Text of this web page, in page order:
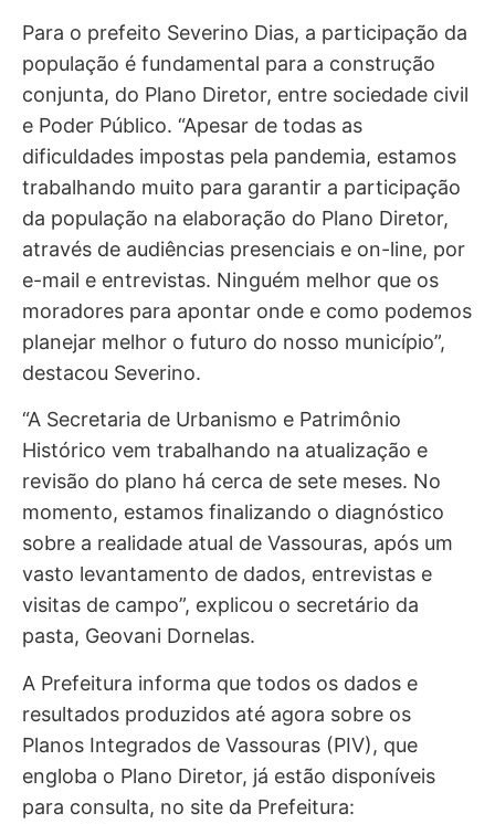
Para o prefeito Severino Dias, a participação da
população é fundamental para a construção
conjunta, do Plano Diretor, entre sociedade civil
e Poder Público. “Apesar de todas as
dificuldades impostas pela pandemia, estamos
trabalhando muito para garantir a participação
da população na elaboração do Plano Diretor,
através de audiências presenciais e on-line, por
e-mail e entrevistas. Ninguém melhor que os
moradores para apontar onde e como podemos
planejar melhor o futuro do nosso município”,
destacou Severino.
“A Secretaria de Urbanismo e Patrimônio
Histórico vem trabalhando na atualização e
revisão do plano há cerca de sete meses. No
momento, estamos finalizando o diagnóstico
sobre a realidade atual de Vassouras, após um
vasto levantamento de dados, entrevistas e
visitas de campo”, explicou o secretário da
pasta, Geovani Dornelas.
A Prefeitura informa que todos os dados e
resultados produzidos até agora sobre os
Planos Integrados de Vassouras (PIV), que
engloba o Plano Diretor, já estão disponíveis
para consulta, no site da Prefeitura: